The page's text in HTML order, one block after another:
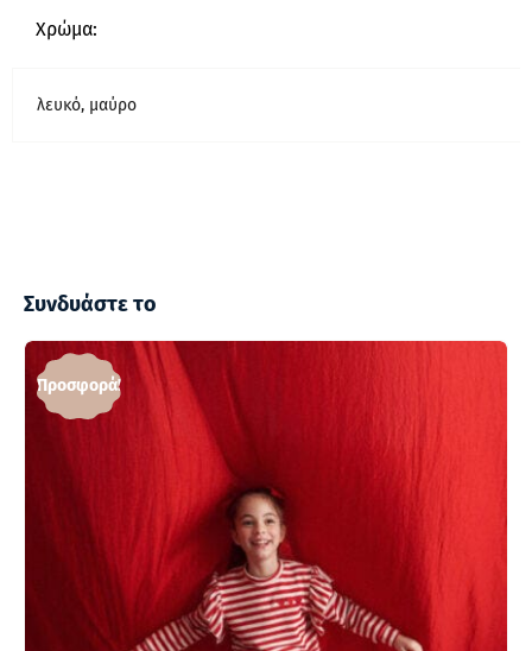
Χρώμα:
λευκό, μαύρο
Συνδυάστε το
Προσφορά!